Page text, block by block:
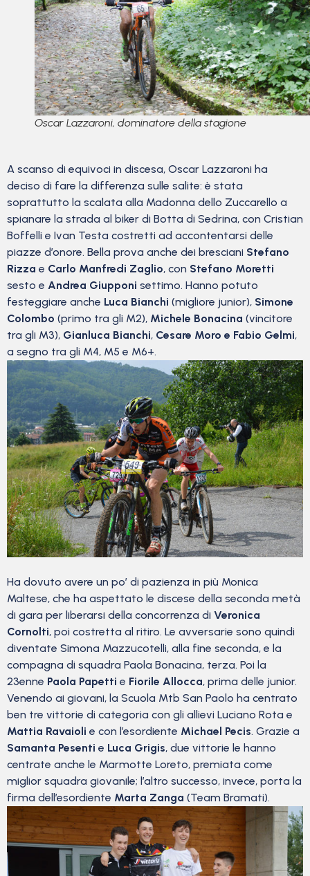
Oscar Lazzaroni, dominatore della stagione
A scanso di equivoci in discesa, Oscar Lazzaroni ha
deciso di fare la differenza sulle salite: è stata
soprattutto la scalata alla Madonna dello Zuccarello a
spianare la strada al biker di Botta di Sedrina, con Cristian
Boffelli e Ivan Testa costretti ad accontentarsi delle
piazze d’onore. Bella prova anche dei bresciani Stefano
Rizza e Carlo Manfredi Zaglio, con Stefano Moretti
sesto e Andrea Giupponi settimo. Hanno potuto
festeggiare anche Luca Bianchi (migliore junior), Simone
Colombo (primo tra gli M2), Michele Bonacina (vincitore
tra gli M3), Gianluca Bianchi, Cesare Moro e Fabio Gelmi,
a segno tra gli M4, M5 e M6+.
Ha dovuto avere un po’ di pazienza in più Monica
Maltese, che ha aspettato le discese della seconda metà
di gara per liberarsi della concorrenza di Veronica
Cornolti, poi costretta al ritiro. Le avversarie sono quindi
diventate Simona Mazzucotelli, alla fine seconda, e la
compagna di squadra Paola Bonacina, terza. Poi la
23enne Paola Papetti e Fiorile Allocca, prima delle junior.
Venendo ai giovani, la Scuola Mtb San Paolo ha centrato
ben tre vittorie di categoria con gli allievi Luciano Rota e
Mattia Ravaioli e con l’esordiente Michael Pecis. Grazie a
Samanta Pesenti e Luca Grigis, due vittorie le hanno
centrate anche le Marmotte Loreto, premiata come
miglior squadra giovanile; l’altro successo, invece, porta la
firma dell’esordiente Marta Zanga (Team Bramati).